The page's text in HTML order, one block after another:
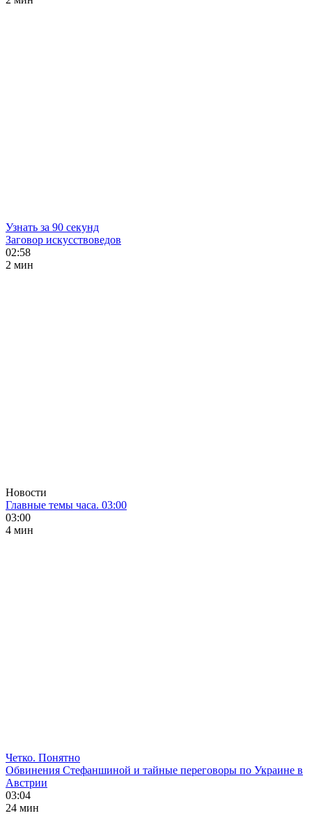
Узнать за 90 секунд
Заговор искусствоведов
02:58
2 мин
Новости
Главные темы часа. 03:00
03:00
4 мин
Четко. Понятно
Обвинения Стефаншиной и тайные переговоры по Украине в
Австрии
03:04
24 мин